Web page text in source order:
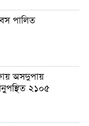
পালিত
অসদুপায়
২১০৫